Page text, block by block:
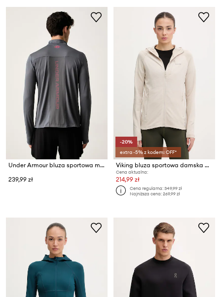
Under Armour bluza sportowa męska Tech Utility
239,99 zł
-20%
extra -5% z kodem: OFF*
Viking bluza sportowa damska Birger
Cena aktualna:
214,99 zł
Cena regularna:349,99 zł
Najniższa cena:269,99 zł